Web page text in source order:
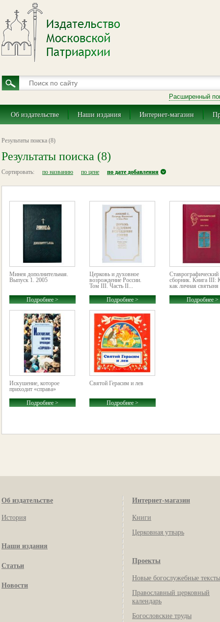
Расширенный
Об издательстве Наши издания Интернет-магазин
Результаты поиска (8)
Результаты поиска (8)
Сортировать: по названию по цене по дате добавления
Минея дополнительная.
Выпуск 1. 2005
Подробнее >
Церковь и духовное
возрождение России.
Том III. Часть II...
Подробнее >
Ставрографический
сборник. Книга III:
как личная святыня
Подробнее >
Искушение, которое
приходит «справа»
Подробнее >
Святой Герасим и лев
Подробнее >
Об издательстве
История
Наши издания
Статьи
Новости
Интернет-магазин
Книги
Церковная утварь
Проекты
Новые богослужебные тексты
Православный церковный
календарь
Богословские труды